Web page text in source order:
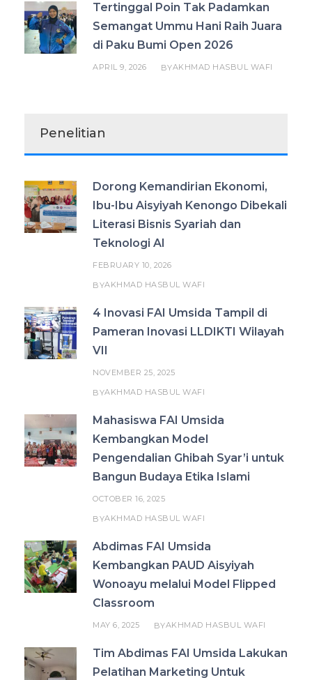
Tertinggal Poin Tak Padamkan
Semangat Ummu Hani Raih Juara
di Paku Bumi Open 2026
APRIL 9, 2026 BYAKHMAD HASBUL WAFI
Penelitian
Dorong Kemandirian Ekonomi,
Ibu-Ibu Aisyiyah Kenongo Dibekali
Literasi Bisnis Syariah dan
Teknologi AI
FEBRUARY 10, 2026
BYAKHMAD HASBUL WAFI
4 Inovasi FAI Umsida Tampil di
Pameran Inovasi LLDIKTI Wilayah
VII
NOVEMBER 25, 2025
BYAKHMAD HASBUL WAFI
Mahasiswa FAI Umsida
Kembangkan Model
Pengendalian Ghibah Syar’i untuk
Bangun Budaya Etika Islami
OCTOBER 16, 2025
BYAKHMAD HASBUL WAFI
Abdimas FAI Umsida
Kembangkan PAUD Aisyiyah
Wonoayu melalui Model Flipped
Classroom
MAY 6, 2025 BYAKHMAD HASBUL WAFI
Tim Abdimas FAI Umsida Lakukan
Pelatihan Marketing Untuk